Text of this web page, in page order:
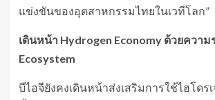
แข่งขันของอุตสาหกรรมไทยในเวทีโลก”
เดินหน้า Hydrogen Economy ด้วยควา
Ecosystem
บีไอจียังคงเดินหน้าส่งเสริมการใช้ไฮโดร